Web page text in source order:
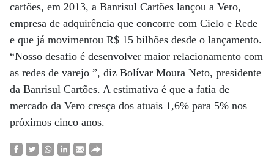
cartões, em 2013, a Banrisul Cartões lançou a Vero,
empresa de adquirência que concorre com Cielo e Rede
e que já movimentou R$ 15 bilhões desde o lançamento.
“Nosso desafio é desenvolver maior relacionamento com
as redes de varejo ”, diz Bolívar Moura Neto, presidente
da Banrisul Cartões. A estimativa é que a fatia de
mercado da Vero cresça dos atuais 1,6% para 5% nos
próximos cinco anos.